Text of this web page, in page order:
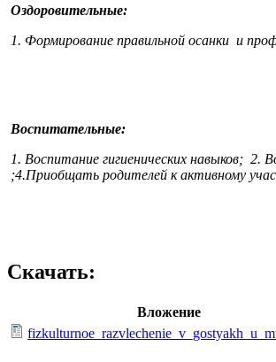
Оздоровительные:
1. Формирование правильной осанки и
Воспитательные:
1. Воспитание гигиенических навыков; 2.
;4.Приобщать родителей к активному
Скачать:
Вложение